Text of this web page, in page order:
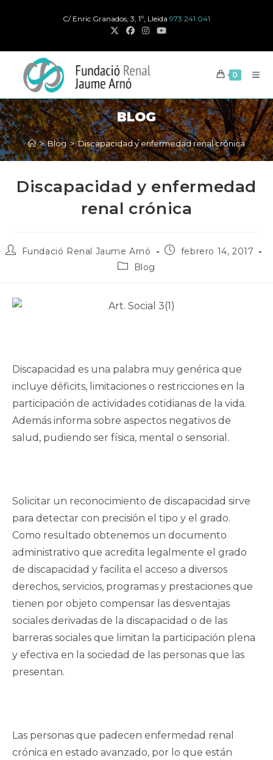
C/ Enric Granados, 3, 1º, Lleida 973 241 041
0
BLOG
> Blog > Discapacidad y enfermedad renal crónica
Discapacidad y enfermedad
renal crónica
AutorFundació Renal Jaume Arnó
Publicación
febrero 14, 2017
Categoría
publicación:
Blog
Discapacidad es una palabra muy genérica que
incluye déficits, limitaciones o restricciones en la
participación de actividades cotidianas de la vida.
Además informa sobre aspectos negativos de
salud, pudiendo ser física, mental o sensorial.
Solicitar un reconocimiento de discapacidad sirve
para detectar con precisión el tipo y el grado.
Como resultado obtenemos un documento
administrativo que acredita legalmente el grado
de discapacidad y facilita el acceso a diversos
derechos, servicios, programas y prestaciones que
tienen por objeto compensar las desventajas
sociales derivadas de la discapacidad o de las
barreras sociales que limitan la participación plena
y efectiva en la sociedad de las personas que las
presentan.
Las personas que padecen enfermedad renal
crónica en estado avanzado, por lo que están